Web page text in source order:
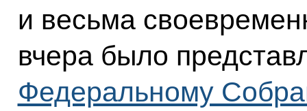
и весьма
вчера было
Федеральному